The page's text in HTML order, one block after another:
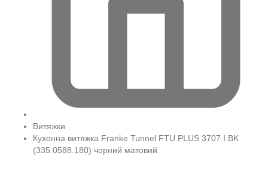
Витяжки
Кухонна витяжка Franke Tunnel FTU PLUS 3707 I BK
(335.0588.180) чорний матовий